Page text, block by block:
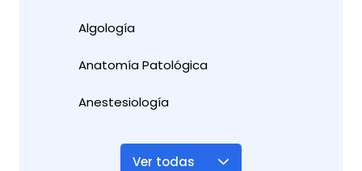
Algología
Anatomía Patológica
Anestesiología
Ver todas